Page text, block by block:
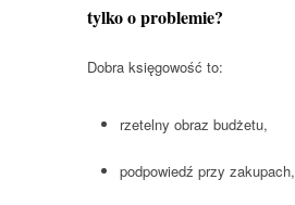
tylko o problemie?
Dobra księgowość to:
rzetelny obraz budżetu,
podpowiedź przy zakupach,